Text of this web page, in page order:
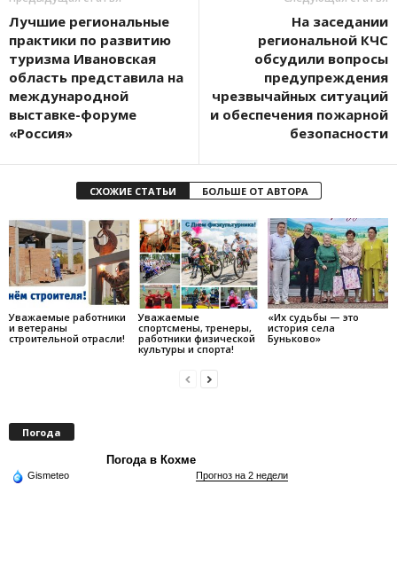
Лучшие региональные
практики по развитию
туризма Ивановская
область представила на
международной
выставке-форуме
«Россия»
На заседании
региональной КЧС
обсудили вопросы
предупреждения
чрезвычайных ситуаций
и обеспечения пожарной
безопасности
СХОЖИЕ СТАТЬИ БОЛЬШЕ ОТ АВТОРА
Уважаемые работники
и ветераны
строительной отрасли!
Уважаемые
спортсмены, тренеры,
работники физической
культуры и спорта!
«Их судьбы — это
история села
Буньково»
Погода
Погода в Кохме
Gismeteo Прогноз на 2 недели